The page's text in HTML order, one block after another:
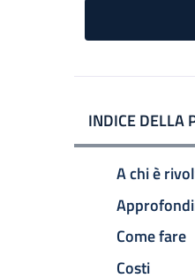
INDICE DELLA
A chi è
Come fare
Costi